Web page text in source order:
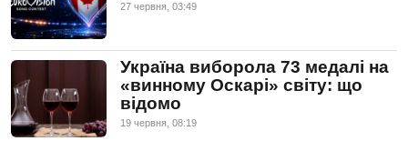
27 червня, 03:49
Україна виборола 73 медалі на
«винному Оскарі» світу: що
відомо
19 червня, 08:19